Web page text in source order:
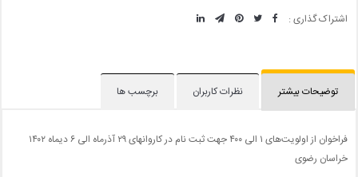
اشتراک گذاری :
توضیحات بیشتر نظرات کاربران برچسب ها
فراخوان از اولویت‌های ۱ الی ۴۰۰ جهت ثبت نام در کاروانهای ۲۹ آذرماه الی ۶ دیماه ۱۴۰۲
خراسان رضوی